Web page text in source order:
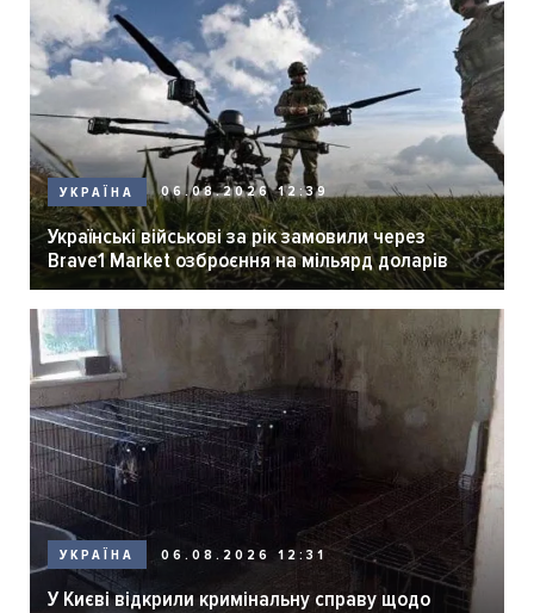
УКРАЇНА 06.08.2026 12:39
Українські військові за рік замовили через
Brave1 Market озброєння на мільярд доларів
УКРАЇНА 06.08.2026 12:31
У Києві відкрили кримінальну справу щодо